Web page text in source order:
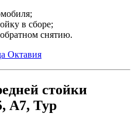
в сборе;
снятию.
Октавия
стойки
А7, Тур